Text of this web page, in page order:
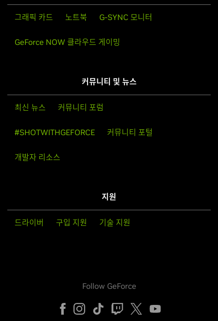
그래픽 카드 노트북 G-SYNC 모니터
GeForce NOW 클라우드 게이밍
커뮤니티 및 뉴스
최신 뉴스 커뮤니티 포럼
#SHOTWITHGEFORCE 커뮤니티 포털
개발자 리소스
지원
드라이버 구입 지원 기술 지원
Follow GeForce